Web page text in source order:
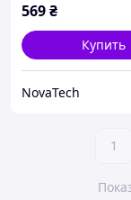
569₴
Купить
NovaTech
1